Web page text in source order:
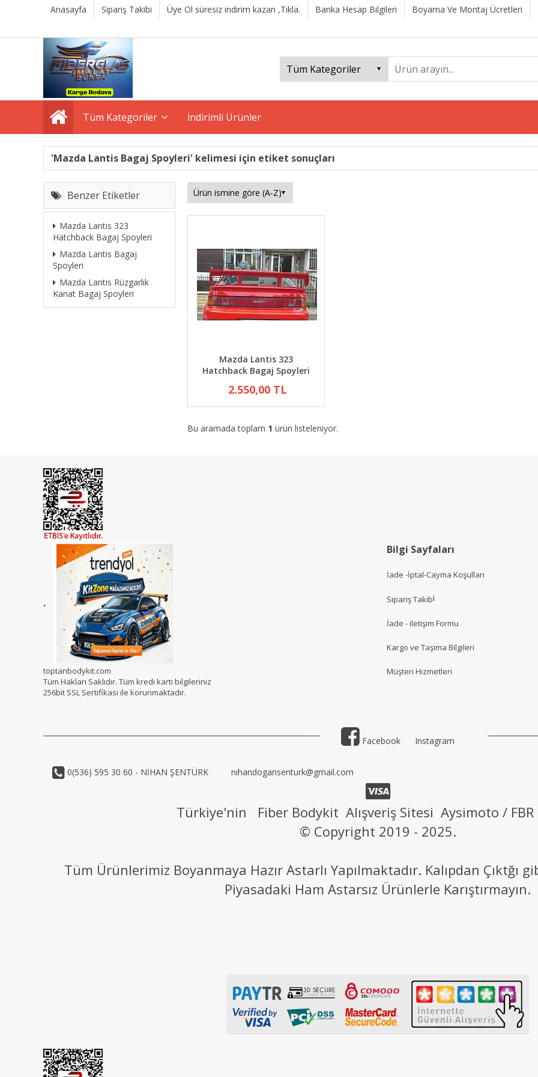
Anasayfa Sipariş Takibi Üye Ol süresiz indirim kazan ,Tıkla. Banka Hesap Bilgileri Boyama Ve Montaj Ücretleri
Tüm Kategoriler İndirimli Ürünler
'Mazda Lantis Bagaj Spoyleri' kelimesi için etiket sonuçları
Benzer Etiketler
Mazda Lantis 323
Hatchback Bagaj Spoyleri
Mazda Lantis Bagaj
Spoyleri
Mazda Lantis Rüzgarlık
Kanat Bagaj Spoyleri
Mazda Lantis 323
Hatchback Bagaj Spoyleri
2.550,00 TL
Bu aramada toplam 1 ürün listeleniyor.
.
toptanbodykit.com
Tüm Hakları Saklıdır. Tüm kredi kartı bilgileriniz
256bit SSL Sertifikası ile korunmaktadır.
Bilgi Sayfaları
İade -İptal-Cayma Koşulları
Sipariş Takibi
İade - iletişim Formu
Kargo ve Taşıma Bilgileri
Müşteri Hizmetleri
Facebook Instagram
0(536) 595 30 60 - NİHAN ŞENTÜRK nihandogansenturk@gmail.com
Türkiye'nin Fiber Bodykit Alışveriş Sitesi Aysimoto / FBR
© Copyright 2019 - 2025.
Tüm Ürünlerimiz Boyanmaya Hazır Astarlı Yapılmaktadır. Kalıpdan Çıktğı
Piyasadaki Ham Astarsız Ürünlerle Karıştırmayın.